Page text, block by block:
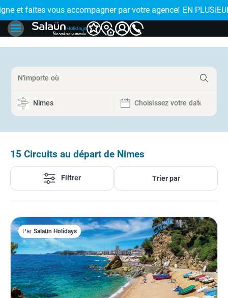
de proximité
EN PLUSIEURS FOIS : réglez votre voyage en 4x avec FLOA >
15 Circuits au départ de Nimes
Filtrer Trier par
Par Salaün Holidays